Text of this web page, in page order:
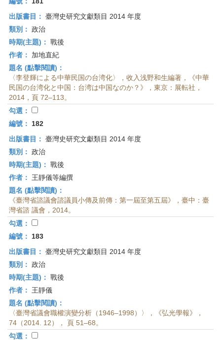
出版書目： 臺灣史研究文獻類目 2014 年度
類別： 政治
時期(主題)： 戰後
作者：
加地直紀
題名 (點擊閱讀)：
〈李登輝による中華民国の台湾化〉，收入浅野和生編著，《中華
民国の台湾化と中国：台湾は中国なのか？》，東京：展転社，
2014，頁 72–113。
勾選：
編號：
182
出版書目： 臺灣史研究文獻類目 2014 年度
類別： 政治
時期(主題)： 戰後
作者：
王靜儀等編撰
題名 (點擊閱讀)：
《臺灣省諮議會諮議員小傳及前傳：第一屆至第五屆》，臺中：臺
灣省諮 議會，2014。
勾選：
編號：
183
出版書目： 臺灣史研究文獻類目 2014 年度
類別： 政治
時期(主題)： 戰後
作者：
王靜儀
題名 (點擊閱讀)：
〈臺灣省議會職權演變分析（1946–1998）〉，《弘光學報》，
74（2014. 12）， 頁 51–68。
勾選：